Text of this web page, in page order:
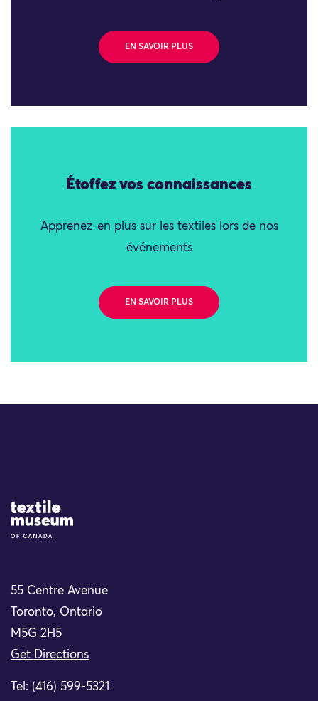
EN SAVOIR PLUS
Étoffez vos connaissances
Apprenez-en plus sur les textiles lors de nos
événements
EN SAVOIR PLUS
Site Logo
55 Centre Avenue
Toronto, Ontario
M5G 2H5
Get Directions
Tel: (416) 599-5321